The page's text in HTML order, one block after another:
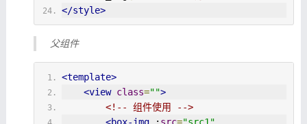
</style>
父组件
<template>
<view class="">
<!-- 组件使用 -->